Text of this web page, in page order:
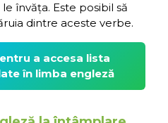
învăța. Este posibil să
dintre aceste verbe.
a accesa lista
în limba engleză